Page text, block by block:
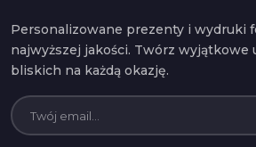
Personalizowane prezenty i wydruki
najwyższej jakości. Twórz wyjątkowe
bliskich na każdą okazję.